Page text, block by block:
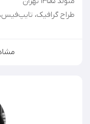
طراح گرافیک، تایپ‌فیس،